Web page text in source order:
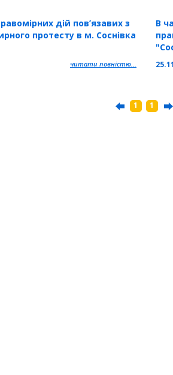
дій пов’язавих з
протесту в м. Соснівка
читати повністю...
В
1 1